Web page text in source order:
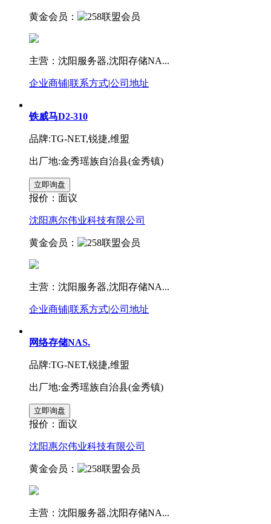
黄金会员：
主营：沈阳服务器,沈阳存储NA...
企业商铺|联系方式|公司地址
铁威马D2-310
品牌:TG-NET,锐捷,维盟
出厂地:金秀瑶族自治县(金秀镇)
报价： 面议
沈阳惠尔伟业科技有限公司
黄金会员：
主营：沈阳服务器,沈阳存储NA...
企业商铺|联系方式|公司地址
网络存储NAS.
品牌:TG-NET,锐捷,维盟
出厂地:金秀瑶族自治县(金秀镇)
报价： 面议
沈阳惠尔伟业科技有限公司
黄金会员：
主营：沈阳服务器,沈阳存储NA...